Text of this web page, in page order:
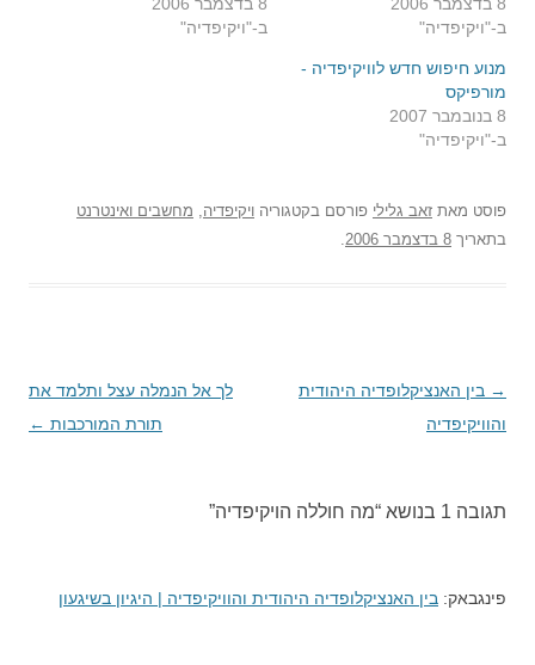
ב-"ויקיפדיה"
ב-"ויקיפדיה"
מנוע חיפוש חדש לוויקיפדיה -
מורפיקס
8 בנובמבר 2007
ב-"ויקיפדיה"
פוסט מאת זאב גלילי פורסם בקטגוריה ויקיפדיה
מחשבים ואינטרנט
בתאריך 8 בדצמבר 2006
ניווט
בפוסטים
→ בין האנציקלופדיה היהודית
והוויקיפדיה
לך אל הנמלה עצל ותלמד את
תורת המורכבות ←
תגובה 1 בנושא “ מה חוללה הויקיפדיה”
פינגבאק: בין האנציקלופדיה היהודית והוויקיפדיה | היגיון בשיגעון